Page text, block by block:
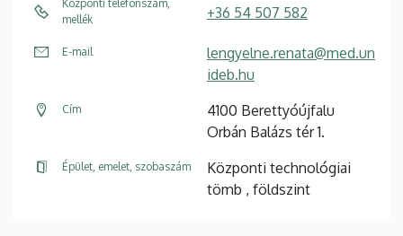
Központi telefonszám,
mellék
+36 54 507 582
E-mail
lengyelne.renata@med.un
ideb.hu
Cím
4100 Berettyóújfalu
Orbán Balázs tér 1.
Épület, emelet, szobaszám
Központi technológiai
tömb , földszint